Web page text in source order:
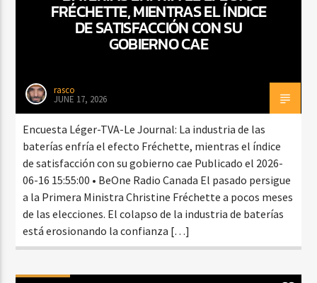
FRÉCHETTE, MIENTRAS EL ÍNDICE
DE SATISFACCIÓN CON SU
GOBIERNO CAE
rasco
JUNE 17, 2026
Encuesta Léger-TVA-Le Journal: La industria de las
baterías enfría el efecto Fréchette, mientras el índice
de satisfacción con su gobierno cae Publicado el 2026-
06-16 15:55:00 • BeOne Radio Canada El pasado persigue
a la Primera Ministra Christine Fréchette a pocos meses
de las elecciones. El colapso de la industria de baterías
está erosionando la confianza […]